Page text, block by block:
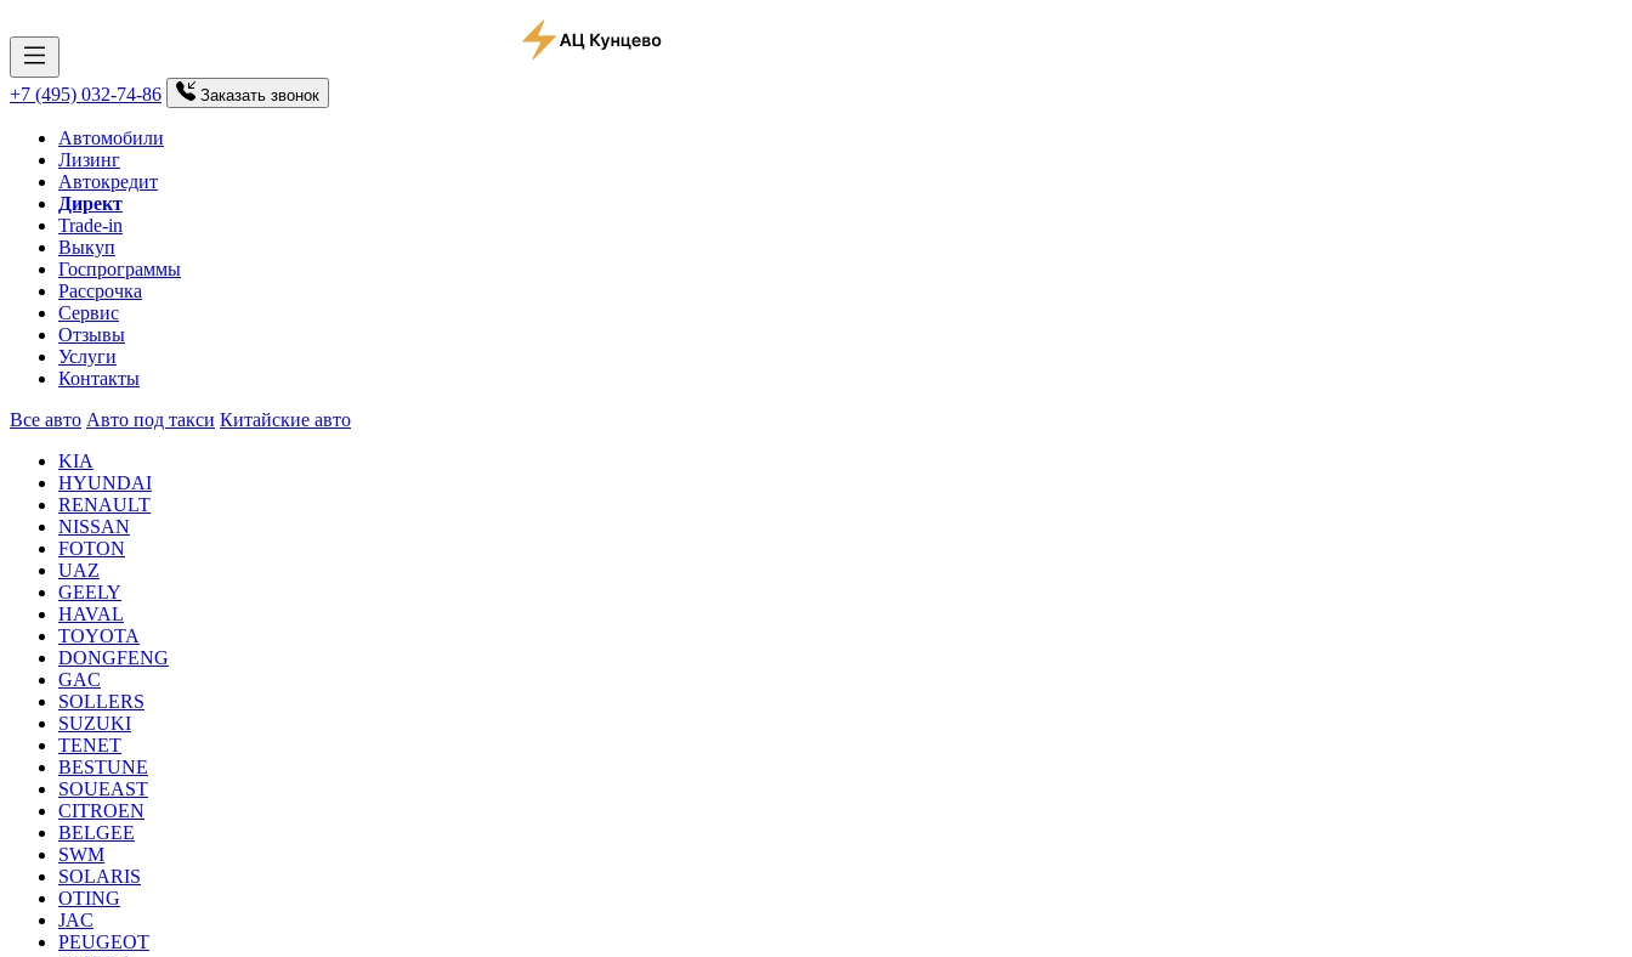
+7 (495) 032-74-86 Заказать звонок
Автомобили
Лизинг
Автокредит
Директ
Trade-in
Выкуп
Госпрограммы
Рассрочка
Сервис
Отзывы
Услуги
Контакты
Все авто Авто под такси Китайские авто
KIA
HYUNDAI
RENAULT
NISSAN
FOTON
UAZ
GEELY
HAVAL
TOYOTA
DONGFENG
GAC
SOLLERS
SUZUKI
TENET
BESTUNE
SOUEAST
CITROEN
BELGEE
SWM
SOLARIS
OTING
JAC
PEUGEOT